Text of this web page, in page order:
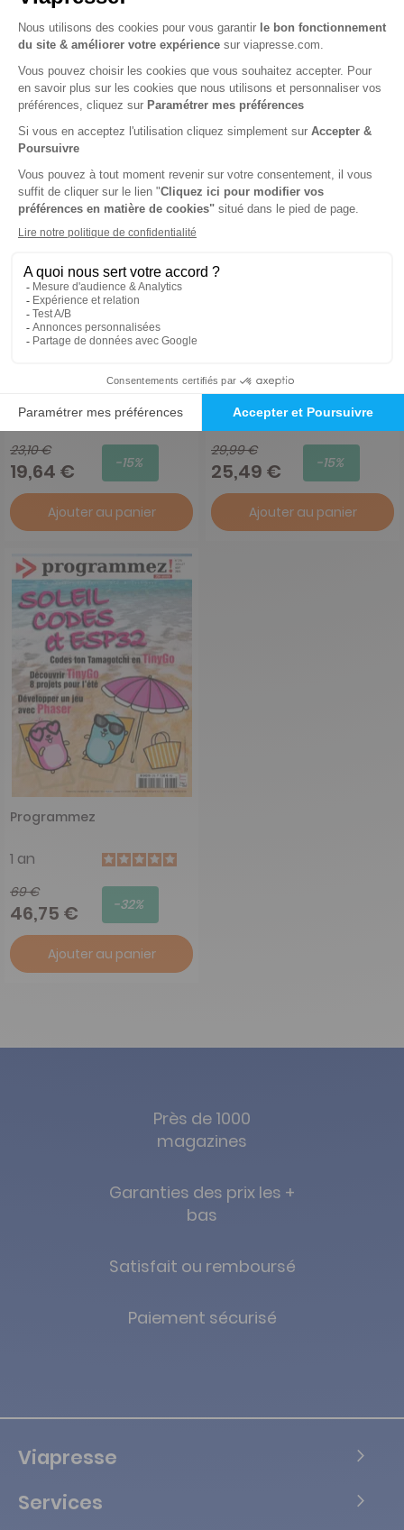
78 €
49,22 € -37%
Ajouter au panier
22,95 € -57%
Ajouter au panier
1 an
23,10 €
19,64 € -15%
Ajouter au panier
Technosaures
1 an
29,99 €
25,49 € -15%
Ajouter au panier
Programmez
1 an
69 €
46,75 € -32%
Ajouter au panier
Près de 1000
magazines
Garanties des prix les +
bas
Satisfait ou remboursé
Paiement sécurisé
Viapresse
Services